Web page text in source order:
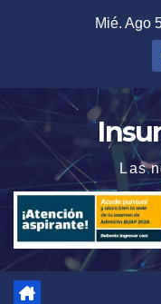
Mié. Ago
Las